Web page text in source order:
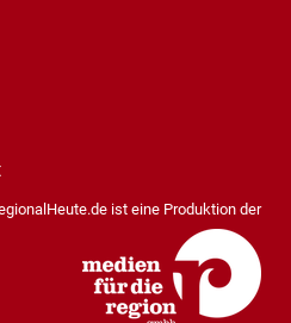
ist eine Produktion der